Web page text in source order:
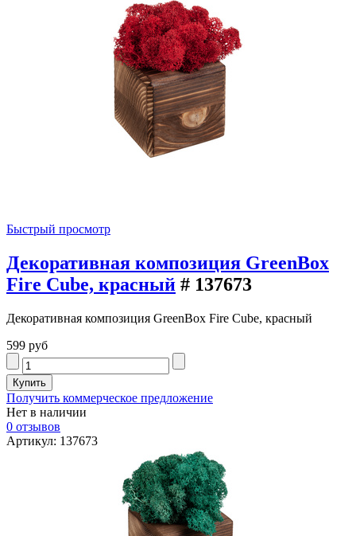
Быстрый просмотр
Декоративная композиция GreenBox
Fire Cube, красный # 137673
Декоративная композиция GreenBox Fire Cube, красный
599 руб
Получить коммерческое предложение
Нет в наличии
0 отзывов
Артикул: 137673